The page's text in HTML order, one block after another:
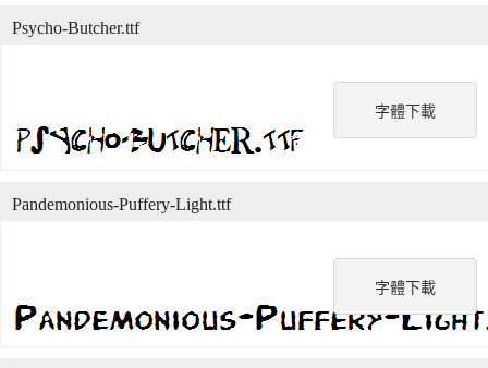
字體下載
Psycho-Butcher.ttf
字體下載
Pandemonious-Puffery-Light.ttf